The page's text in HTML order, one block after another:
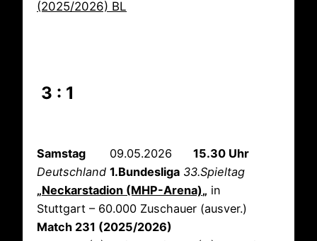
(2025/2026) BL
3 : 1
Samstag 09.05.2026 15.30 Uhr
Deutschland 1.Bundesliga 33.Spieltag
„Neckarstadion (MHP-Arena)„ in
Stuttgart – 60.000 Zuschauer (ausver.)
Match 231 (2025/2026)